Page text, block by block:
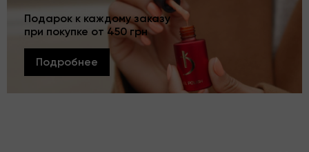
Подарок к каждому заказу
при покупке от 450 грн
Подробнее